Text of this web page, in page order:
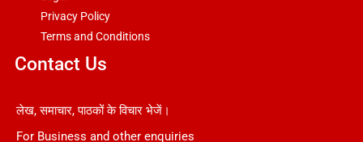
Privacy Policy
Terms and Conditions
Contact Us
लेख, समाचार, पाठकों के विचार भेजें।
For Business and other enquiries